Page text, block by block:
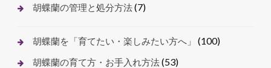
胡蝶蘭の管理と処分方法(7)
胡蝶蘭を「育てたい・楽しみたい方へ」 (100)
胡蝶蘭の育て方・お手入れ方法(53)